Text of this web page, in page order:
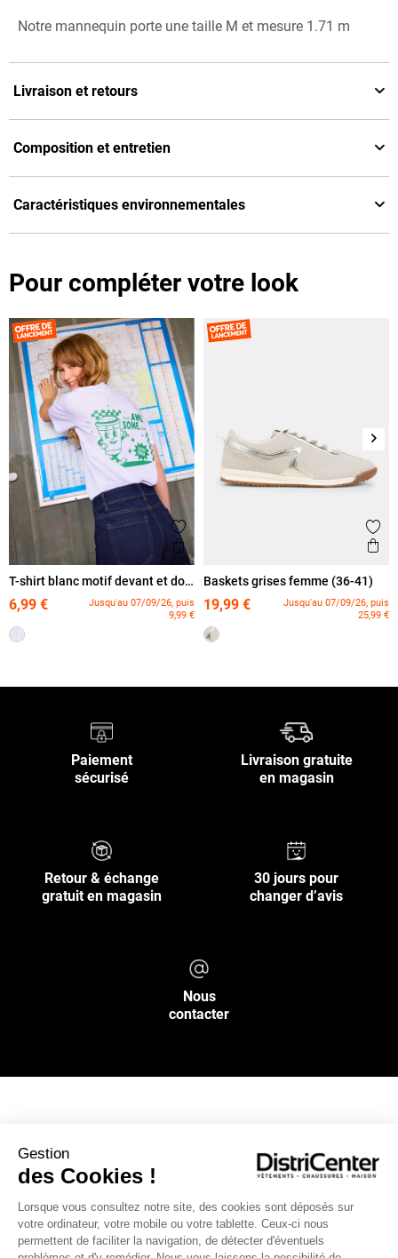
Gestion
des Cookies !
Lorsque vous consultez notre site, des cookies sont déposés sur
votre ordinateur, votre mobile ou votre tablette. Ceux-ci nous
permettent de faciliter la navigation, de détecter d'éventuels
Notre mannequin porte une taille M et mesure 1.71 m
Livraison et retours
Composition et entretien
Caractéristiques environnementales
Pour compléter votre look
Ajouter aux favoris
Aperçu rapide
T-shirt blanc motif devant et dos
femme
6,99 €
Jusqu'au 07/09/26, puis
9,99 €
Baskets grises femme (36-41)
19,99 €
Jusqu'au 07/09/26, puis
25,99 €
Paiement
sécurisé
Livraison gratuite
en magasin
Retour & échange
gratuit en magasin
30 jours pour
changer d’avis
Nous
contacter
INFOS PRATIQUES
L’ENSEIGNE DISTRICENTER
Suivez-nous